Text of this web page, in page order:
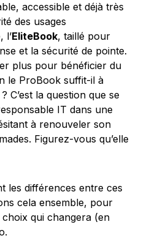
accessible et déjà très
des usages
l’EliteBook, taillé pour
et la sécurité de pointe.
plus pour bénéficier du
le ProBook suffit-il à
C’est la question que se
IT dans une
à renouveler son
Figurez-vous qu’elle
les différences entre ces
cela ensemble, pour
qui changera (en